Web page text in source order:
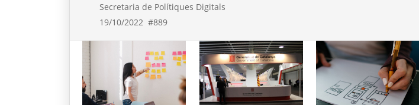
Secretaria de Polítiques Digitals
19/10/2022 #889